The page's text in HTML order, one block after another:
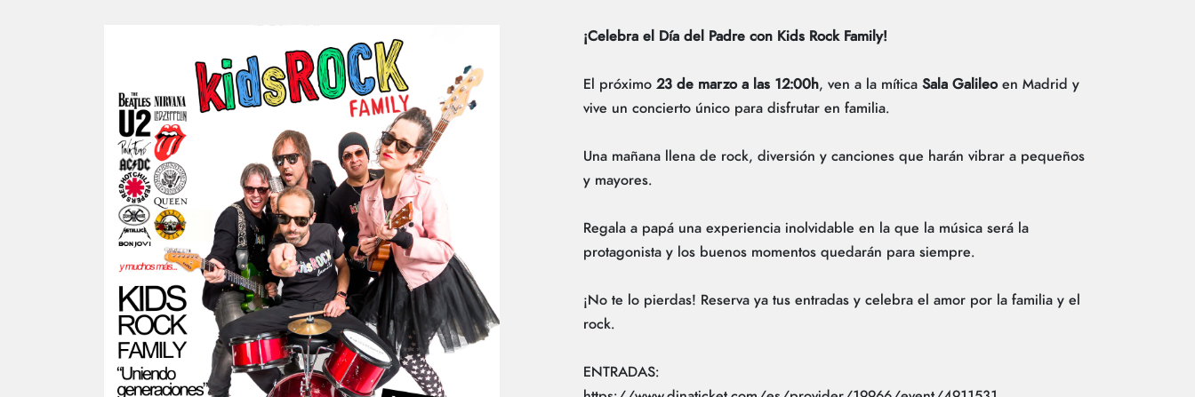
¡Celebra el Día del Padre con Kids Rock Family!
El próximo 23 de marzo a las 12:00h, ven a la mítica Sala Galileoen Madrid y
vive un concierto único para disfrutar en familia.
Una mañana llena de rock, diversión y canciones que harán vibrar a pequeños
y mayores.
Regala a papá una experiencia inolvidable en la que la música será la
protagonista y los buenos momentos quedarán para siempre.
¡No te lo pierdas! Reserva ya tus entradas y celebra el amor por la familia y el
rock.
ENTRADAS: